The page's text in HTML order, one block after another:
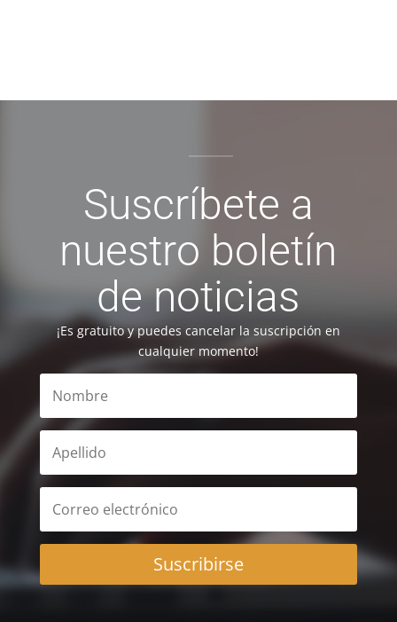
Suscríbete a
nuestro boletín
de noticias
¡Es gratuito y puedes cancelar la suscripción en
cualquier momento!
Suscribirse